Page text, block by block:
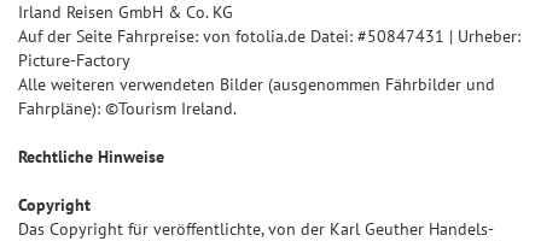
Irland Reisen GmbH & Co. KG
Auf der Seite Fahrpreise: von fotolia.de Datei: #50847431 | Urheber:
Picture-Factory
Alle weiteren verwendeten Bilder (ausgenommen Fährbilder und
Fahrpläne): ©Tourism Ireland.
Rechtliche Hinweise
Copyright
Das Copyright für veröffentlichte, von der Karl Geuther Handels-